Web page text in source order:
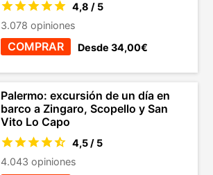
4,8 / 5
3.078 opiniones
COMPRAR Desde 34,00€
Palermo: excursión de un día en
barco a Zingaro, Scopello y San
Vito Lo Capo
4,5 / 5
4.043 opiniones